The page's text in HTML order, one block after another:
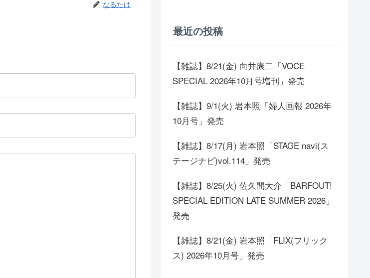
なるたけ
最近の投稿
【雑誌】8/21(金) 向井康二「VOCE
SPECIAL 2026年10月号増刊」発売
【雑誌】9/1(火) 岩本照「婦人画報 2026年
10月号」発売
【雑誌】8/17(月) 岩本照「STAGE navi(ス
テージナビ)vol.114」発売
【雑誌】8/25(火) 佐久間大介「BARFOUT!
SPECIAL EDITION LATE SUMMER 2026」
発売
【雑誌】8/21(金) 岩本照「FLIX(フリック
ス) 2026年10月号」発売